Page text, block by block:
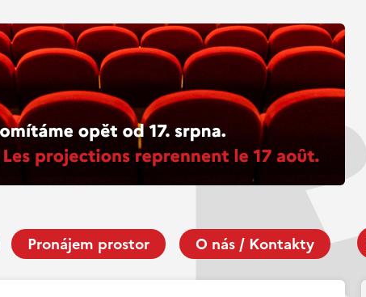
Pronájem prostor O nás / Kontakty